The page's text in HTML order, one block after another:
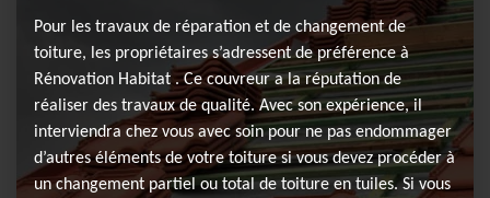
Pour les travaux de réparation et de changement de
toiture, les propriétaires s’adressent de préférence à
Rénovation Habitat . Ce couvreur a la réputation de
réaliser des travaux de qualité. Avec son expérience, il
interviendra chez vous avec soin pour ne pas endommager
d’autres éléments de votre toiture si vous devez procéder à
un changement partiel ou total de toiture en tuiles. Si vous